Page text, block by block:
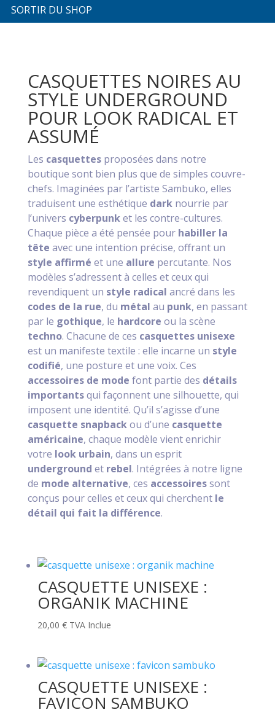
SORTIR DU SHOP
CASQUETTES NOIRES AU
STYLE UNDERGROUND
POUR LOOK RADICAL ET
ASSUMÉ
Les casquettesproposées dans notre
boutique sont bien plus que de simples couvre-
chefs. Imaginées par l’artiste Sambuko, elles
traduisent une esthétique darknourrie par
l’univers cyberpunket les contre-cultures.
Chaque pièce a été pensée pour habiller la
tête avec une intention précise, offrant un
style affirmé et une allure percutante. Nos
modèles s’adressent à celles et ceux qui
revendiquent un style radical ancré dans les
codes de la rue, du métal au punk, en passant
par le gothique, le hardcore ou la scène
techno. Chacune de ces casquettes unisexe
est un manifeste textile : elle incarne un style
codifié, une posture et une voix. Ces
accessoires de mode font partie des détails
importantsqui façonnent une silhouette, qui
imposent une identité. Qu’il s’agisse d’une
casquette snapbackou d’une casquette
américaine, chaque modèle vient enrichir
votre look urbain, dans un esprit
underground et rebel. Intégrées à notre ligne
de mode alternative, ces accessoiressont
conçus pour celles et ceux qui cherchent le
détail qui fait la différence.
CASQUETTE UNISEXE :
ORGANIK MACHINE
20,00 € TVA Inclue
CASQUETTE UNISEXE :
FAVICON SAMBUKO